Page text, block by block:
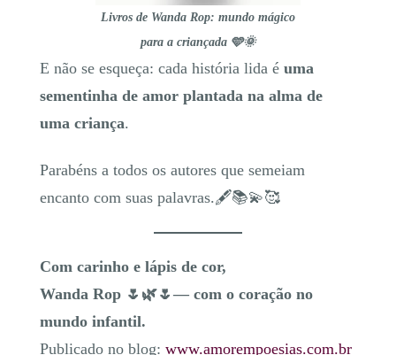
Livros de Wanda Rop: mundo mágico
para a criançada 🩵🌞
E não se esqueça: cada história lida é uma
sementinha de amor plantada na alma de
uma criança.
Parabéns a todos os autores que semeiam
encanto com suas palavras.🖋️📚💫🥰
Com carinho e lápis de cor,
Wanda Rop 🌷🌿🌷— com o coração no
mundo infantil.
Publicado no blog: www.amorempoesias.com.br